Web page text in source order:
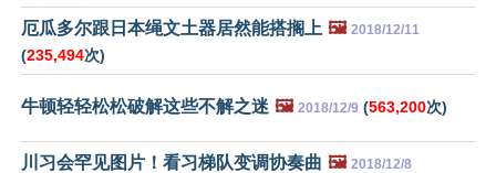
厄瓜多尔跟日本绳文土器居然能搭搁上 🖼️ 2018/12/11
(235,494次)
牛顿轻轻松松破解这些不解之迷 🖼️ 2018/12/9 (563,200次)
川习会罕见图片！看习梯队变调协奏曲 🖼️ 2018/12/8